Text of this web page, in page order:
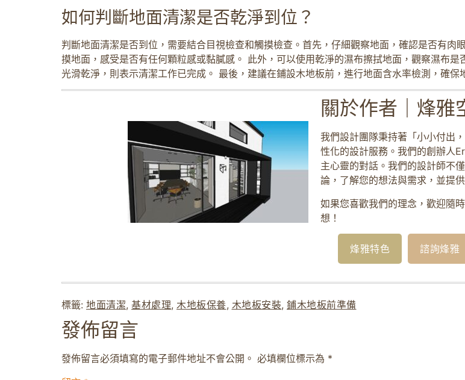
如何判斷地面清潔是否乾淨到位？
判斷地面清潔是否到位，需要結合目視檢查和觸摸檢查。首先，仔細觀察地面，確認是否有
摸地面，感受是否有任何顆粒感或黏膩感。 此外，可以使用乾淨的濕布擦拭地面，觀察濕布
光滑乾淨，則表示清潔工作已完成。 最後，建議在鋪設木地板前，進行地面含水率檢測，確
關於作者｜烽雅
我們設計團隊秉持著「小小付出
性化的設計服務。我們的創辦人
主心靈的對話。我們的設計師不
論，了解您的想法與需求，並提
如果您喜歡我們的理念，歡迎隨
想！
烽雅特色 諮詢烽雅
標籤: 地面清潔, 基材處理, 木地板保養, 木地板安裝, 鋪木地板前準備
發佈留言
發佈留言必須填寫的電子郵件地址不會公開。 必填欄位標示為 *